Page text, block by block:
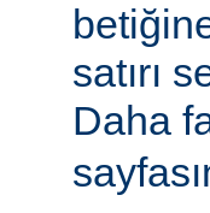
satırı
Daha